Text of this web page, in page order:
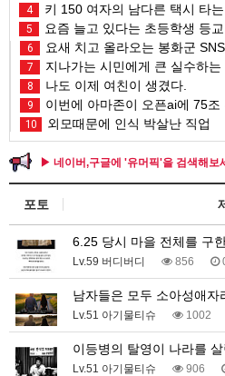
4 키 150 여자의 남다른 택시 타
5 요즘 늘고 있다는 초등학생 등
6 요새 치고 올라오는 봉화군 SNS
7 지나가는 시민에게 큰 실수하는
8 나도 이제 여친이 생겼다.
9 이번에 아마존이 오픈ai에 75조
10 외모때문에 인식 박살난 직업
▶ 네이버,구글에 '유머픽'을 검색해보
포토
6.25 당시 마을 전체를 구
Lv.59 버디버디 856
남자들은 모두 소아성애자
Lv.51 아기물티슈 1002
이등병의 탈영이 나라를 살
Lv.51 아기물티슈 906